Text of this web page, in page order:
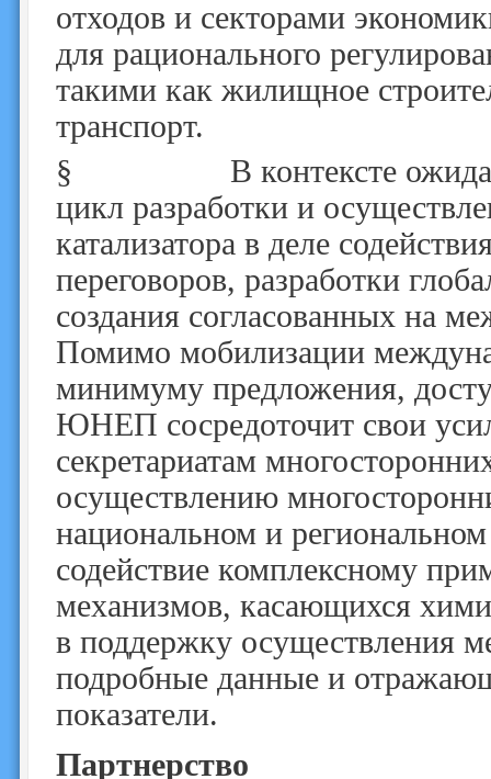
отходов и секторами
для рационального
такими как жилищное
транспорт.
§ В контексте
цикл разработки и
катализатора в деле
переговоров, разработки
создания согласованных на
Помимо мобилизации
минимуму предложения,
ЮНЕП сосредоточит свои
секретариатам
осуществлению
национальном и
содействие комплексному
механизмов, касающихся
в поддержку осуществления
подробные данные и
показатели.
Партнерство